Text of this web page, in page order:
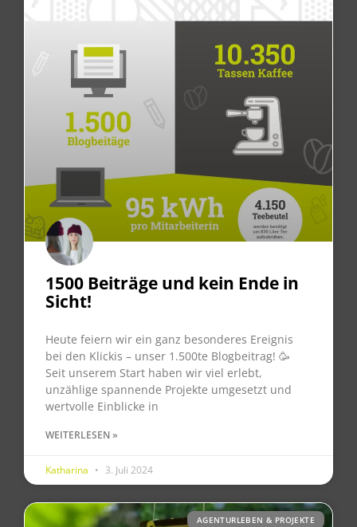
1500 Beiträge und kein Ende in
Sicht!
Heute feiern wir ein ganz besonderes Ereignis
bei den Klickis – unser 1.500te Blogbeitrag! 🥳
Seit unserem Start haben wir viel erlebt,
unzählige spannende Projekte umgesetzt und
wertvolle Einblicke in
WEITERLESEN »
Katharina 3. Juli 2024
AGENTURLEBEN & PROJEKTE